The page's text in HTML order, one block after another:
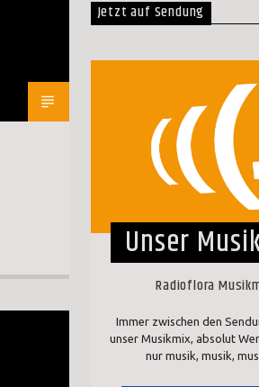
Jetzt auf Sendung
Unser
Radioflora
Immer zwischen den
unser Musikmix, absolut
nur musik, musik,